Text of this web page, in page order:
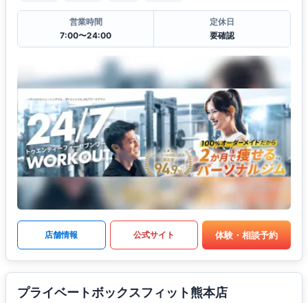
営業時間
7:00〜24:00
定休日
要確認
店舗情報 公式サイト 体験・相談予約
プライベートボックスフィット熊本店